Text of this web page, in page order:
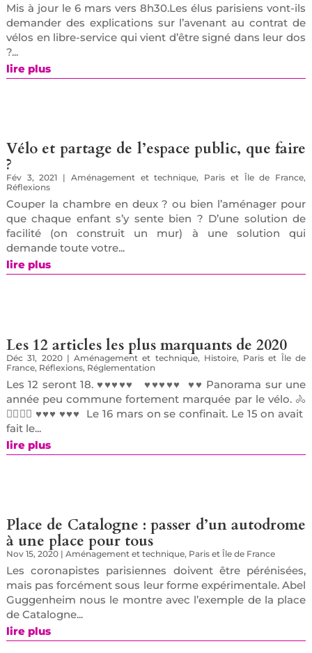
Mis à jour le 6 mars vers 8h30.Les élus parisiens vont-ils
demander des explications sur l’avenant au contrat de
vélos en libre-service qui vient d’être signé dans leur dos
?...
lire plus
Vélo et partage de l’espace public, que faire
?
Fév 3, 2021 | Aménagement et technique, Paris et Île de France,
Réflexions
Couper la chambre en deux ? ou bien l’aménager pour
que chaque enfant s’y sente bien ? D’une solution de
facilité (on construit un mur) à une solution qui
demande toute votre...
lire plus
Les 12 articles les plus marquants de 2020
Déc 31, 2020|Aménagement et technique, Histoire, Paris et Île de
France, Réflexions, Réglementation
Les 12 seront 18. ♥♥♥♥♥ ♥♥♥♥♥ ♥♥ Panorama sur une
année peu commune fortement marquée par le vélo. 🚴
🚴‍♂️🚵‍♀️ ♥♥♥ ♥♥♥ Le 16 mars on se confinait. Le 15 on avait
fait le...
lire plus
Place de Catalogne : passer d’un autodrome
à une place pour tous
Nov 15, 2020| Aménagement et technique, Paris et Île de France
Les coronapistes parisiennes doivent être pérénisées,
mais pas forcément sous leur forme expérimentale. Abel
Guggenheim nous le montre avec l’exemple de la place
de Catalogne...
lire plus